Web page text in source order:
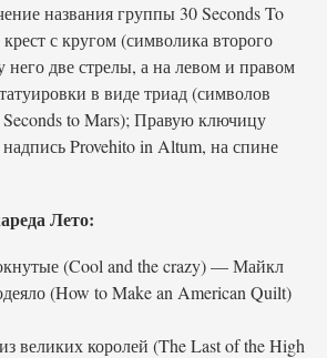
названия группы 30 Seconds To
с кругом (символика второго
него две стрелы, а на левом и правом
в виде триад (символов
Seconds to Mars); Правую ключицу
Provehito in Altum, на спине
Лето:
(Cool and the crazy) — Майкл
(How to Make an American Quilt)
великих королей (The Last of the High